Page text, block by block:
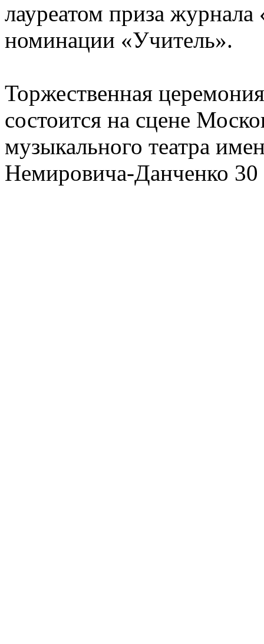
лауреатом приза
номинации «Учитель».
Торжественная
состоится на сцене
музыкального театра
Немировича-Данченко 30